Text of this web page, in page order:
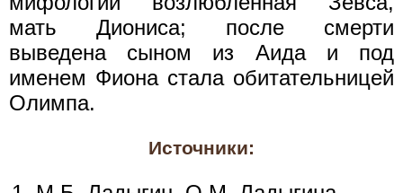
мать Диониса; после смерти
выведена сыном из Аида и под
именем Фиона стала обитательницей
Олимпа.
Источники: